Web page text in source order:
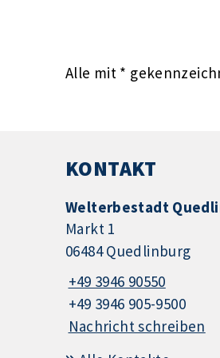
Alle mit *
KONTAKT
Welterbestadt
Markt 1
06484 Quedlinburg
+49 3946 90550
+49 3946 905-9500
Nachricht schreiben